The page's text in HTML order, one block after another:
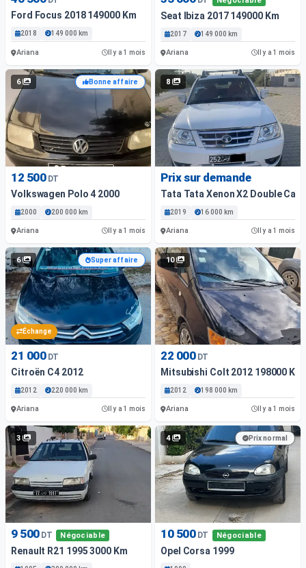
Ford Focus 2018 149000 Km
2018 149 000 km
Ariana Il y a 1 mois
Seat Ibiza 2017 149000 Km
2017 149 000 km
Ariana Il y a 1 mois
6 Bonne affaire
12 500 DT
Volkswagen Polo 4 2000
2000 200 000 km
Ariana Il y a 1 mois
8
Prix sur demande
Tata Tata Xenon X2 Double
2019 16 000 km
Ariana Il y a 1 mois
6
Échange
Super affaire
21 000 DT
Citroën C4 2012
2012 220 000 km
Ariana Il y a 1 mois
10
22 000 DT
Mitsubishi Colt 2012 198000 Km
2012 198 000 km
Ariana Il y a 1 mois
3
9 500 DT Négociable
Renault R21 1995 3000 Km
4 Prix normal
10 500 DT Négociable
Opel Corsa 1999